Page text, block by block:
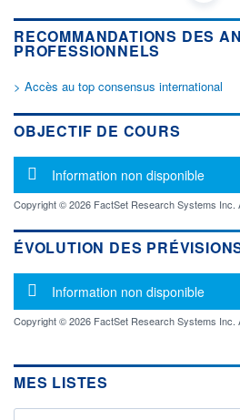
Politique d'exécution
Cotation sur les autres places
0,000 1,530
+ HAUT
0,000
+
VOLUME
0
VALORISATION
LIMITE À LA
BAISSE
RENDEMENT
- -
0,00 EUR
RECOMMANDATIONS DES
PROFESSIONNELS
> Accès au top consensus international
OBJECTIF DE COURS
Message d'information
Information non disponible
Copyright © 2026 FactSet Research Systems Inc.
ÉVOLUTION DES
Message d'information
Information non disponible
Copyright © 2026 FactSet Research Systems Inc.
MES LISTES